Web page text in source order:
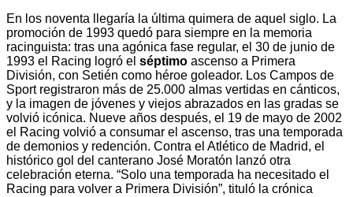
En los noventa llegaría la última quimera de aquel siglo. La
promoción de 1993 quedó para siempre en la memoria
racinguista: tras una agónica fase regular, el 30 de junio de
1993 el Racing logró el séptimo ascenso a Primera
División, con Setién como héroe goleador. Los Campos de
Sport registraron más de 25.000 almas vertidas en cánticos,
y la imagen de jóvenes y viejos abrazados en las gradas se
volvió icónica. Nueve años después, el 19 de mayo de 2002
el Racing volvió a consumar el ascenso, tras una temporada
de demonios y redención. Contra el Atlético de Madrid, el
histórico gol del canterano José Moratón lanzó otra
celebración eterna. “Solo una temporada ha necesitado el
Racing para volver a Primera División”, tituló la crónica